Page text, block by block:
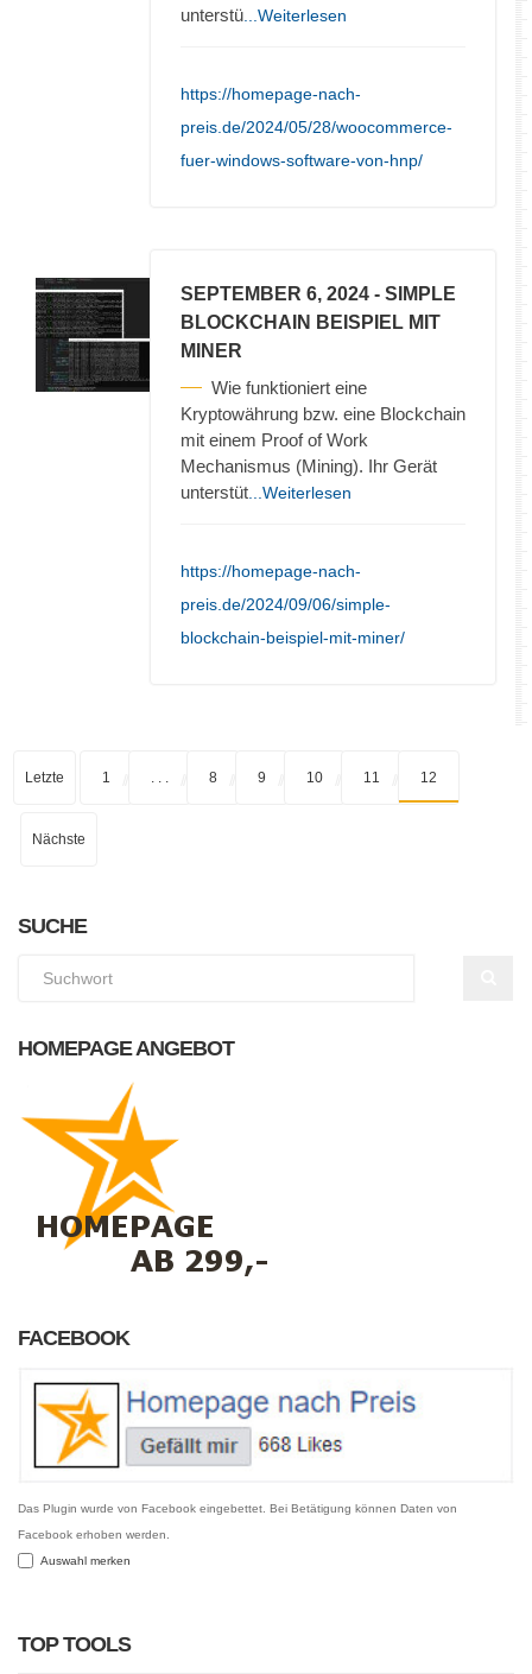
unterstü ...Weiterlesen
https://homepage-nach-
preis.de/2024/05/28/woocommerce-
fuer-windows-software-von-hnp/
SEPTEMBER 6, 2024 - SIMPLE
BLOCKCHAIN BEISPIEL MIT
MINER
Wie funktioniert eine
Kryptowährung bzw. eine Blockchain
mit einem Proof of Work
Mechanismus (Mining). Ihr Gerät
unterstüt ...Weiterlesen
https://homepage-nach-
preis.de/2024/09/06/simple-
blockchain-beispiel-mit-miner/
Letzte 1 8 9 10 11 12
Nächste
SUCHE
HOMEPAGE ANGEBOT
FACEBOOK
Das Plugin wurde von Facebook eingebettet. Bei Betätigung können Daten von
Facebook erhoben werden.
Auswahl merken
TOP TOOLS